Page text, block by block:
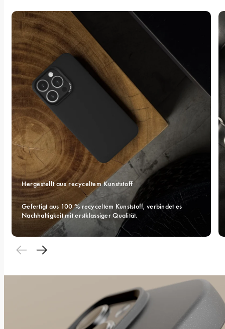
Hergestellt aus recyceltem Kunststoff
Gefertigt aus 100 % recyceltem Kunststoff, verbindet es
Nachhaltigkeit mit erstklassiger Qualität.